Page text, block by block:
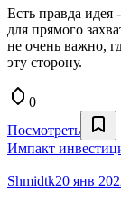
Есть правда идея
для прямого
не очень важно,
эту сторону.
0
Посмотреть
Импакт
Shmidtk20 янв